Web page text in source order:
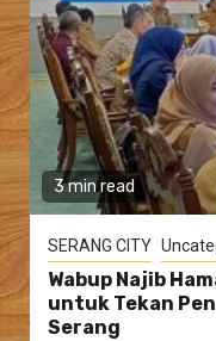
3 min read
SERANG CITY
Wabup Najib
untuk Tekan
Serang